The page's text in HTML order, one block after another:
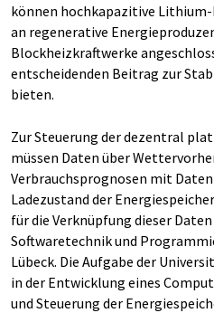
können hochkapazitive
an regenerative
Blockheizkraftwerke
entscheidenden Beitrag zur
bieten.
Zur Steuerung der dezentral
müssen Daten über
Verbrauchsprognosen mit
Ladezustand der
für die Verknüpfung dieser
Softwaretechnik und
Lübeck. Die Aufgabe der
in der Entwicklung eines
und Steuerung der